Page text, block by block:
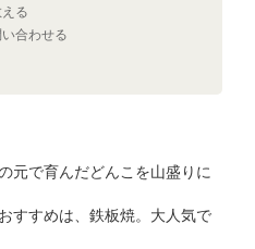
る
合わせる
元で育んだどんこを山盛りに
すすめは、鉄板焼。大人気で